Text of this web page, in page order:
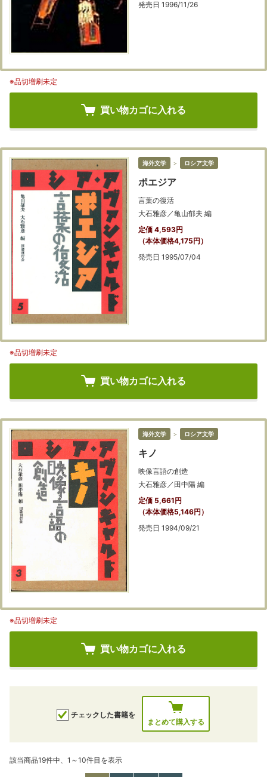
発売日 1996/11/26
※品切増刷未定
買い物カゴに入れる
海外文学 ＞ ロシア文学
ポエジア
言葉の復活
大石雅彦／亀山郁夫 編
定価 4,593円
（本体価格4,175円）
発売日 1995/07/04
※品切増刷未定
買い物カゴに入れる
海外文学 ＞ ロシア文学
キノ
映像言語の創造
大石雅彦／田中陽 編
定価 5,661円
（本体価格5,146円）
発売日 1994/09/21
※品切増刷未定
買い物カゴに入れる
チェックした書籍を
まとめて購入する
該当商品19件中、1～10件目を表示